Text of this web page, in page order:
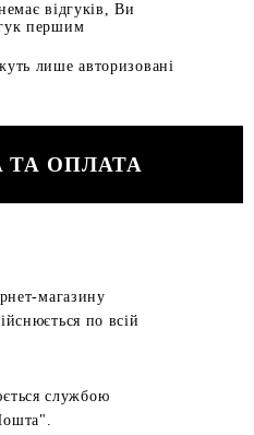
відгуків, Ви
першим
лише авторизовані
ТА ОПЛАТА
магазину
по всій
службою